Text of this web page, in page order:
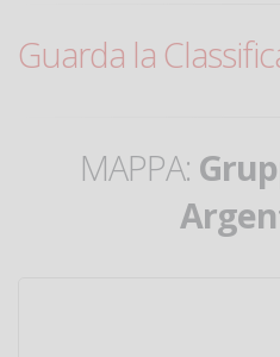
Guarda la
MAPPA: